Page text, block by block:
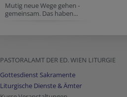
Mutig neue Wege gehen -
gemeinsam. Das haben...
PASTORALAMT DER ED. WIEN LITURGIE
Gottesdienst Sakramente
Liturgische Dienste & Ämter